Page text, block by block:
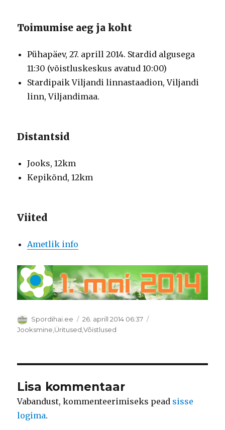
Toimumise aeg ja koht
Pühapäev, 27. aprill 2014. Stardid algusega
11:30 (võistluskeskus avatud 10:00)
Stardipaik Viljandi linnastaadion, Viljandi
linn, Viljandimaa.
Distantsid
Jooks, 12km
Kepikõnd, 12km
Viited
Ametlik info
Autor
Spordihai.ee Postitatud
26. aprill 2014 06:37
Rubriigid
Jooksmine,Üritused,Võistlused
Lisa kommentaar
Vabandust, kommenteerimiseks pead sisse
logima.